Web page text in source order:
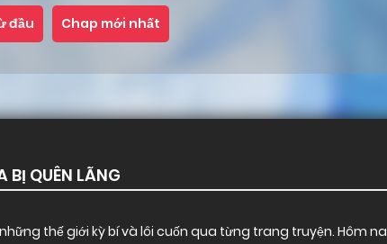
đầu Chap mới nhất
BỊ QUÊN LÃNG
thế giới kỳ bí và lôi cuốn qua từng trang truyện. Hôm